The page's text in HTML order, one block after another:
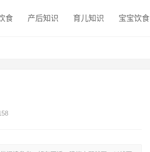
食 产后知识 育儿知识 宝宝饮食